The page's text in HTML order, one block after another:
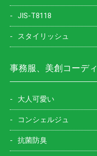
JIS-T8118
スタイリッシュ
事務服、美創コーディ
大人可愛い
コンシェルジュ
抗菌防臭